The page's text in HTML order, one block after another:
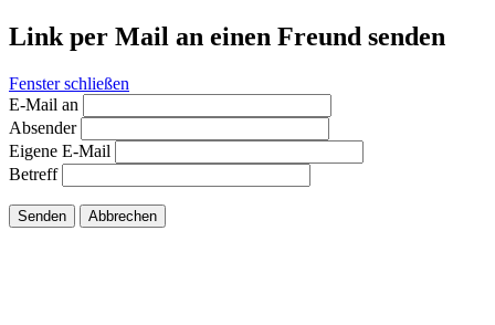
Link per Mail an einen Freund senden
Fenster schließen
E-Mail an
Absender
Eigene E-Mail
Betreff
Senden Abbrechen